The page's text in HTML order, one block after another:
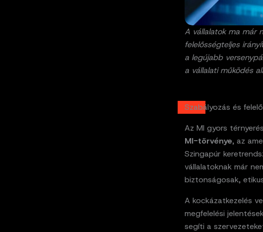
A vállalatok ma már
felelősségteljes
a legújabb
a vállalati működés
Szabályozás és
Az MI gyors
MI-törvénye, az
Szingapúr
vállalatoknak már
biztonságosak,
A kockázatkezelés
megfelelési
segíti a